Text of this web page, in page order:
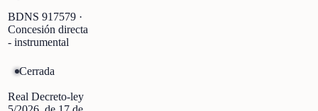
BDNS 917579 ·
Concesión directa
- instrumental
Cerrada
Real Decreto-ley